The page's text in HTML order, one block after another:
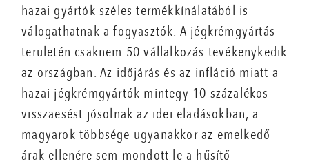
hazai gyártók széles termékkínálatából is
válogathatnak a fogyasztók. A jégkrémgyártás
területén csaknem 50 vállalkozás tevékenykedik
az országban. Az időjárás és az infláció miatt a
hazai jégkrémgyártók mintegy 10 százalékos
visszaesést jósolnak az idei eladásokban, a
magyarok többsége ugyanakkor az emelkedő
árak ellenére sem mondott le a hűsítő